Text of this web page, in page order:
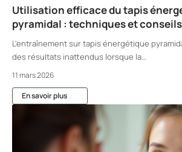
Utilisation efficace du tapis
pyramidal : techniques et conseils
L'entraînement sur tapis énergétique
des résultats inattendus lorsque la…
11 mars 2026
En savoir plus